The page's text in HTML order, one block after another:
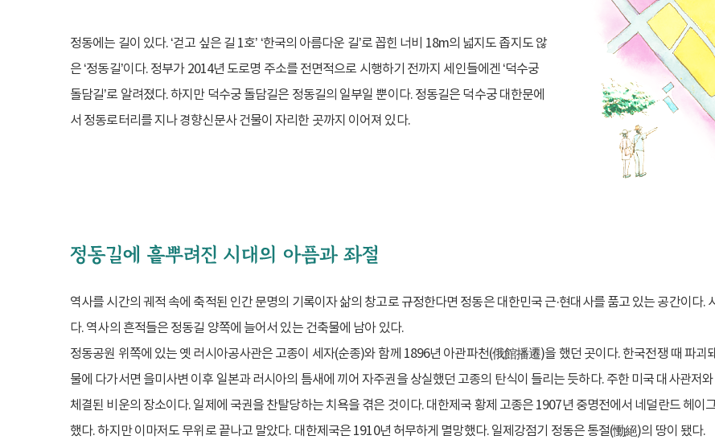
정동에는 길이 있다. ‘걷고 싶은 길 1호’ ‘한국의 아름다운 길’로 꼽힌 너비 18m의 넓지도 좁지도 않
은 ‘정동길’이다. 정부가 2014년 도로명 주소를 전면적으로 시행하기 전까지 세인들에겐 ‘덕수궁
돌담길’로 알려졌다. 하지만 덕수궁 돌담길은 정동길의 일부일 뿐이다. 정동길은 덕수궁 대한문에
서 정동로터리를 지나 경향신문사 건물이 자리한 곳까지 이어져 있다.
역사를 시간의 궤적 속에 축적된 인간 문명의 기록이자 삶의 창고로 규정한다면 정동은 대한민국 근·현대사를 품고 있는 공간이다.
다. 역사의 흔적들은 정동길 양쪽에 늘어서 있는 건축물에 남아 있다.
정동공원 위쪽에 있는 옛 러시아공사관은 고종이 세자(순종)와 함께 1896년 아관파천(俄館播遷)을 했던 곳이다. 한국전쟁 때 파괴
물에 다가서면 을미사변 이후 일본과 러시아의 틈새에 끼어 자주권을 상실했던 고종의 탄식이 들리는 듯하다. 주한 미국 대사관저
체결된 비운의 장소이다. 일제에 국권을 찬탈당하는 치욕을 겪은 것이다. 대한제국 황제 고종은 1907년 중명전에서 네덜란드 헤이
했다. 하지만 이마저도 무위로 끝나고 말았다. 대한제국은 1910년 허무하게 멸망했다. 일제강점기 정동은 통절(慟絕)의 땅이 됐다.